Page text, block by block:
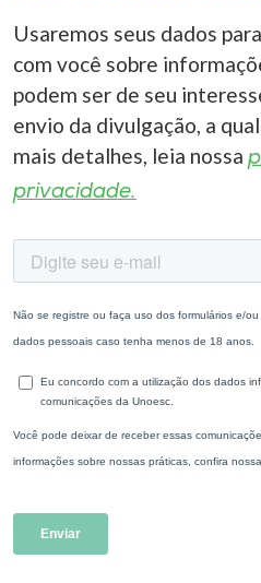
Usaremos seus dados
com você sobre
podem ser de seu
envio da divulgação, a
mais detalhes, leia nossa
privacidade.